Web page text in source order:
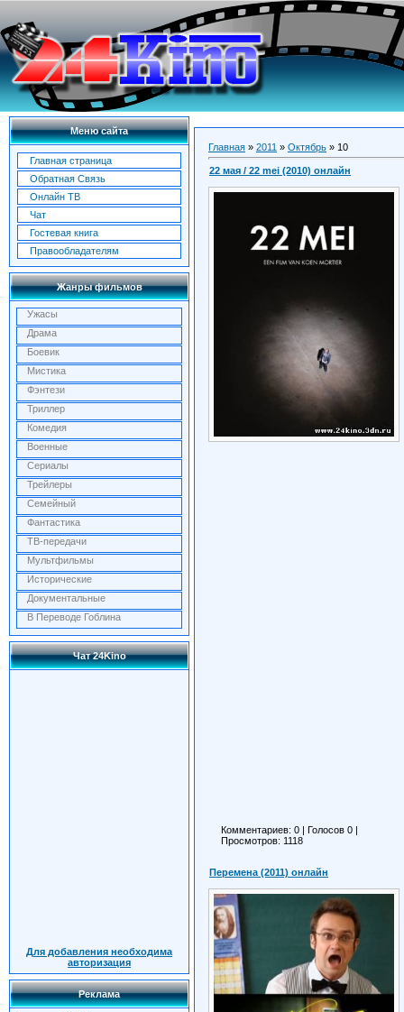
Меню сайта
Главная страница
Обратная Связь
Онлайн ТВ
Чат
Гостевая книга
Правообладателям
Жанры фильмов
Ужасы
Драма
Боевик
Мистика
Фэнтези
Триллер
Комедия
Военные
Сериалы
Трейлеры
Семейный
Фантастика
ТВ-передачи
Мультфильмы
Исторические
Документальные
В Переводе Гоблина
Чат 24Kino
Для добавления необходима
авторизация
Реклама
Главная » 2011 » Октябрь » 10
22 мая / 22 mei (2010) онлайн
Комментариев: 0 | Голосов 0 |
Просмотров: 1118
Перемена (2011) онлайн